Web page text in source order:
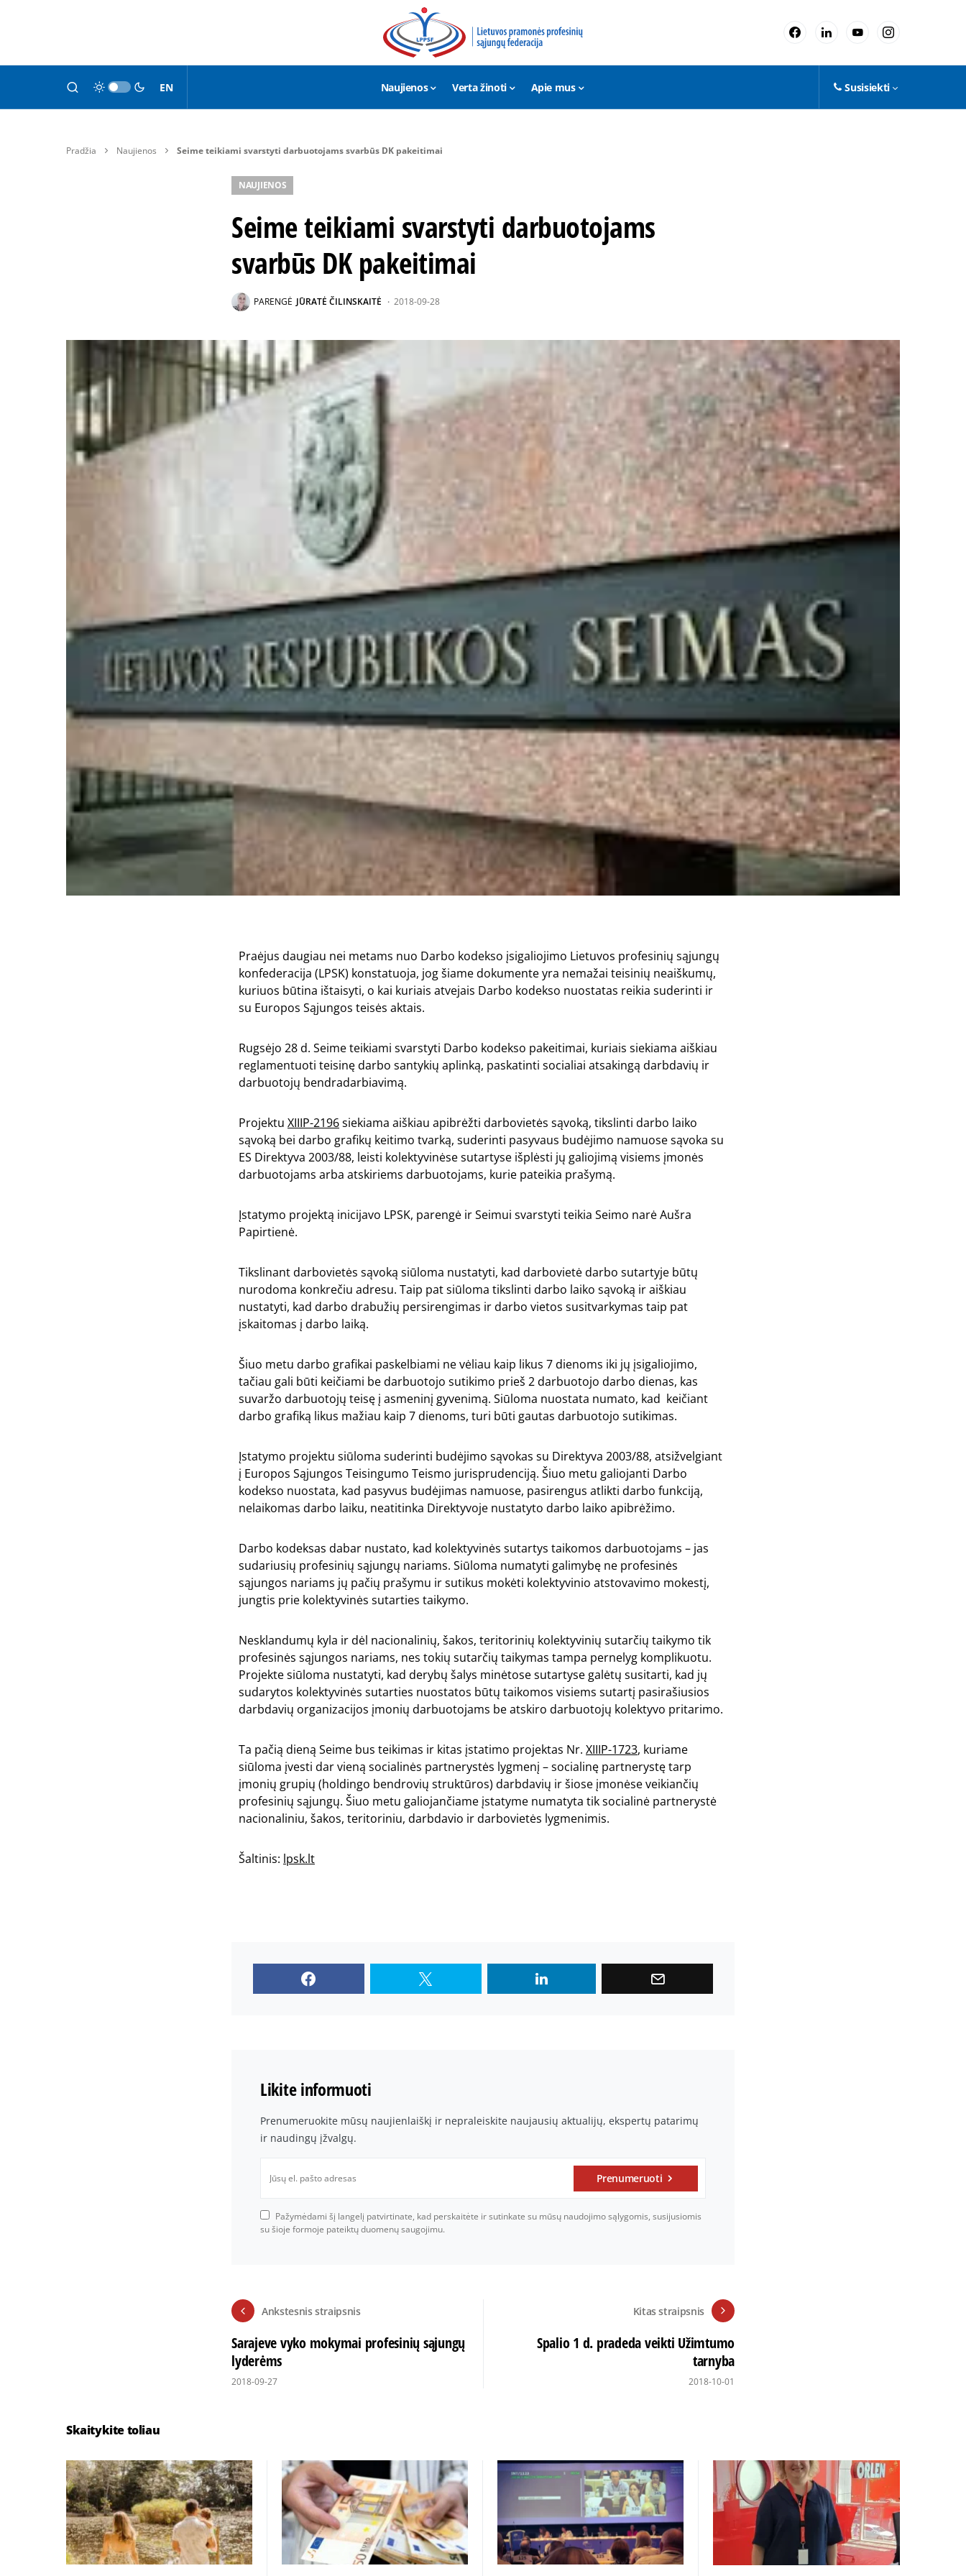
EN Naujienos Verta žinoti Apie mus Susisiekti
Pradžia Naujienos Seime teikiami svarstyti darbuotojams svarbūs DK pakeitimai
NAUJIENOS
Seime teikiami svarstyti darbuotojams
svarbūs DK pakeitimai
PARENGĖ JŪRATĖ ČILINSKAITĖ 2018-09-28
Praėjus daugiau nei metams nuo Darbo kodekso įsigaliojimo Lietuvos profesinių sąjungų
konfederacija (LPSK) konstatuoja, jog šiame dokumente yra nemažai teisinių neaiškumų,
kuriuos būtina ištaisyti, o kai kuriais atvejais Darbo kodekso nuostatas reikia suderinti ir
su Europos Sąjungos teisės aktais.
Rugsėjo 28 d. Seime teikiami svarstyti Darbo kodekso pakeitimai, kuriais siekiama aiškiau
reglamentuoti teisinę darbo santykių aplinką, paskatinti socialiai atsakingą darbdavių ir
darbuotojų bendradarbiavimą.
Projektu XIIIP-2196siekiama aiškiau apibrėžti darbovietės sąvoką, tikslinti darbo laiko
sąvoką bei darbo grafikų keitimo tvarką, suderinti pasyvaus budėjimo namuose sąvoka su
ES Direktyva 2003/88, leisti kolektyvinėse sutartyse išplėsti jų galiojimą visiems įmonės
darbuotojams arba atskiriems darbuotojams, kurie pateikia prašymą.
Įstatymo projektą inicijavo LPSK, parengė ir Seimui svarstyti teikia Seimo narė Aušra
Papirtienė.
Tikslinant darbovietės sąvoką siūloma nustatyti, kad darbovietė darbo sutartyje būtų
nurodoma konkrečiu adresu. Taip pat siūloma tikslinti darbo laiko sąvoką ir aiškiau
nustatyti, kad darbo drabužių persirengimas ir darbo vietos susitvarkymas taip pat
įskaitomas į darbo laiką.
Šiuo metu darbo grafikai paskelbiami ne vėliau kaip likus 7 dienoms iki jų įsigaliojimo,
tačiau gali būti keičiami be darbuotojo sutikimo prieš 2 darbuotojo darbo dienas, kas
suvaržo darbuotojų teisę į asmeninį gyvenimą. Siūloma nuostata numato, kad keičiant
darbo grafiką likus mažiau kaip 7 dienoms, turi būti gautas darbuotojo sutikimas.
Įstatymo projektu siūloma suderinti budėjimo sąvokas su Direktyva 2003/88, atsižvelgiant
į Europos Sąjungos Teisingumo Teismo jurisprudenciją. Šiuo metu galiojanti Darbo
kodekso nuostata, kad pasyvus budėjimas namuose, pasirengus atlikti darbo funkciją,
nelaikomas darbo laiku, neatitinka Direktyvoje nustatyto darbo laiko apibrėžimo.
Darbo kodeksas dabar nustato, kad kolektyvinės sutartys taikomos darbuotojams – jas
sudariusių profesinių sąjungų nariams. Siūloma numatyti galimybę ne profesinės
sąjungos nariams jų pačių prašymu ir sutikus mokėti kolektyvinio atstovavimo mokestį,
jungtis prie kolektyvinės sutarties taikymo.
Nesklandumų kyla ir dėl nacionalinių, šakos, teritorinių kolektyvinių sutarčių taikymo tik
profesinės sąjungos nariams, nes tokių sutarčių taikymas tampa pernelyg komplikuotu.
Projekte siūloma nustatyti, kad derybų šalys minėtose sutartyse galėtų susitarti, kad jų
sudarytos kolektyvinės sutarties nuostatos būtų taikomos visiems sutartį pasirašiusios
darbdavių organizacijos įmonių darbuotojams be atskiro darbuotojų kolektyvo pritarimo.
Ta pačią dieną Seime bus teikimas ir kitas įstatimo projektas Nr. XIIIP-1723, kuriame
siūloma įvesti dar vieną socialinės partnerystės lygmenį – socialinę partnerystę tarp
įmonių grupių (holdingo bendrovių struktūros) darbdavių ir šiose įmonėse veikiančių
profesinių sąjungų. Šiuo metu galiojančiame įstatyme numatyta tik socialinė partnerystė
nacionaliniu, šakos, teritoriniu, darbdavio ir darbovietės lygmenimis.
Šaltinis: lpsk.lt
Likite informuoti
Prenumeruokite mūsų naujienlaiškį ir nepraleiskite naujausių aktualijų, ekspertų patarimų
ir naudingų įžvalgų.
Prenumeruoti
Pažymėdami šį langelį patvirtinate, kad perskaitėte ir sutinkate su mūsų naudojimo sąlygomis, susijusiomis
su šioje formoje pateiktų duomenų saugojimu.
Ankstesnis straipsnis
Sarajeve vyko mokymai profesinių sąjungų
lyderėms
2018-09-27
Kitas straipsnis
Spalio 1 d. pradeda veikti Užimtumo
tarnyba
2018-10-01
Skaitykite toliau